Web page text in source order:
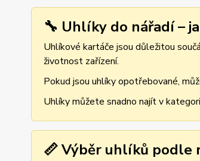
🔧 Uhlíky do nářadí –
Uhlíkové kartáče jsou důležitou
životnost zařízení.
Pokud jsou uhlíky opotřebované,
Uhlíky můžete snadno najít v
📏 Výběr uhlíků podle